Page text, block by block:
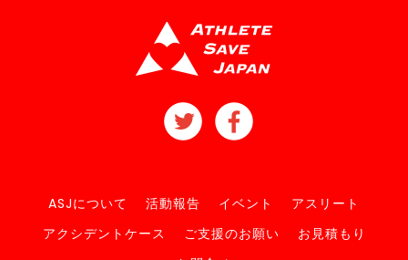
ASJについて 活動報告 イベント
アスリート
アクシデントケース
ご支援のお願い
お見積もり